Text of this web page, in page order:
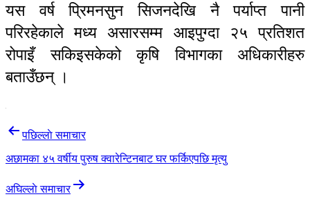
यस वर्ष प्रिमनसुन सिजनदेखि नै पर्याप्त पानी
परिरहेकाले मध्य असारसम्म आइपुग्दा २५ प्रतिशत
रोपाइँ सकिइसकेको कृषि विभागका अधिकारीहरु
बताउँछन् ।
Post
navigation
पछिल्लाे समाचार
अछामका ४५ वर्षीय पुरुष क्वारेन्टिनबाट घर फर्किएपछि मृत्यु
अघिल्लाे समाचार